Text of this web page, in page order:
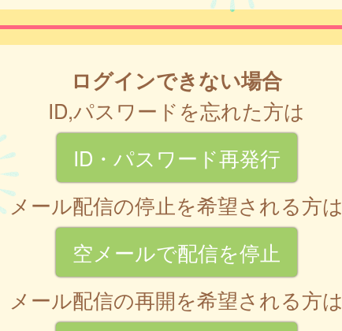
ログインできない場合
ID,パスワードを忘れた方は
ID・パスワード再発行
メール配信の停止を希望される方は
空メールで配信を停止
メール配信の再開を希望される方は